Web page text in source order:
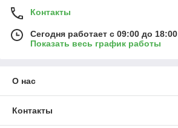
Контакты
Сегодня работает с 09:00 до 18:00
Показать весь график работы
О нас
Контакты